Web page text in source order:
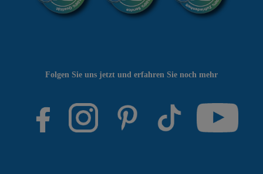
Folgen Sie uns jetzt und erfahren Sie noch mehr